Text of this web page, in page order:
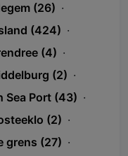
(26) ·
(424) ·
(4) ·
(2) ·
Sea Port (43) ·
(2) ·
grens (27) ·